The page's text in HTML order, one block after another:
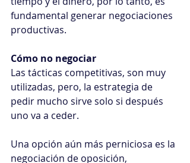
fundamental generar negociaciones
productivas.
Cómo no negociar
Las tácticas competitivas, son muy
utilizadas, pero, la estrategia de
pedir mucho sirve solo si después
uno va a ceder.
Una opción aún más perniciosa es la
negociación de oposición,